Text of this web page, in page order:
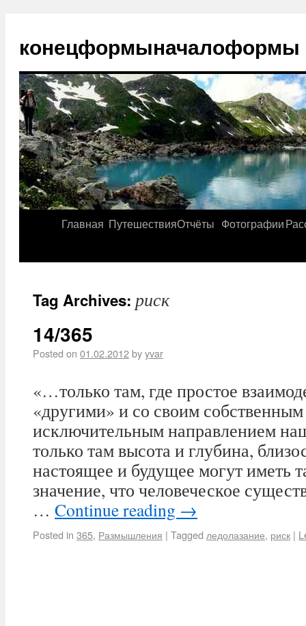
конецформыначалоформы
Главная ПутешествияОтчёты Фотографии
Tag Archives: риск
14/365
Posted on 01.02.2012byyvar
«…только там, где простое
«дру­гими» и со своим собственным
исключительным направлением
только там высота и глубина,
настоящее и будущее могут иметь
значение, что человеческое
… Continue reading →
Posted in 365, Размышления | Tagged ледолазание, риск |